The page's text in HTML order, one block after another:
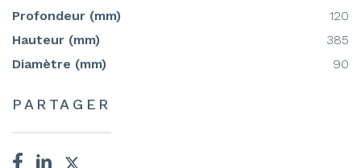
Profondeur (mm)
120
Hauteur (mm)
385
Diamètre (mm)
90
PARTAGER